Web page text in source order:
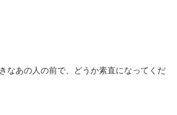
なあの人の前で、どうか素直になってくだ